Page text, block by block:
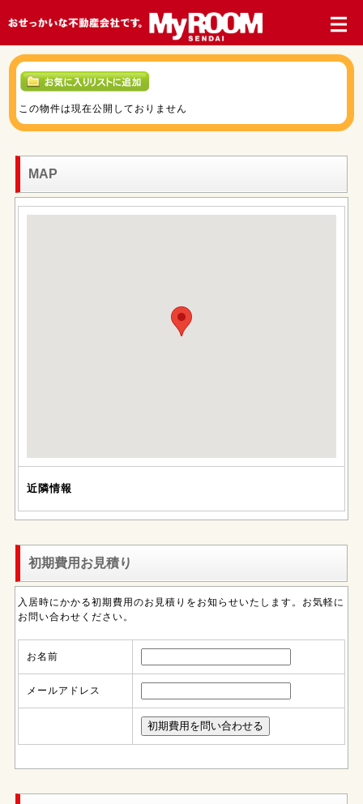
この物件は現在公開しておりません
MAP
近隣情報
初期費用お見積り
入居時にかかる初期費用のお見積りをお知らせいたします。お気軽に
お問い合わせください。
お名前
メールアドレス